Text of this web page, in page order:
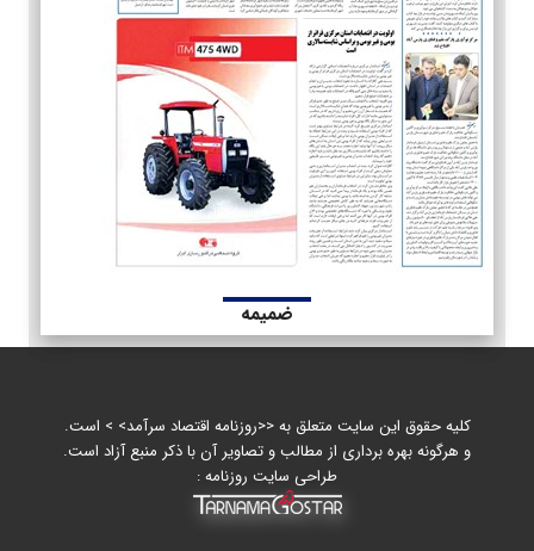
ضمیمه
کلیه حقوق این سایت متعلق به <<روزنامه اقتصاد سرآمد> > است.
و هرگونه بهره برداری از مطالب و تصاویر آن با ذکر منبع آزاد است.
طراحی سایت روزنامه :